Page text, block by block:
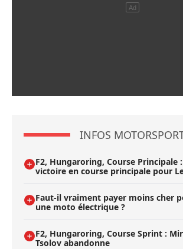
INFOS
F2, Hungaroring, Course Principale
victoire en course principale pour
Faut-il vraiment payer moins cher
une moto électrique ?
F2, Hungaroring, Course Sprint :
Tsolov abandonne